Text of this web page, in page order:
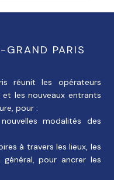
GRAND PARIS
réunit les opérateurs
les nouveaux entrants
pour :
modalités des
à travers les lieux, les
général, pour ancrer les